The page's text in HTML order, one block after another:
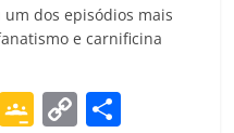
dos episódios mais
e carnificina
Li G C